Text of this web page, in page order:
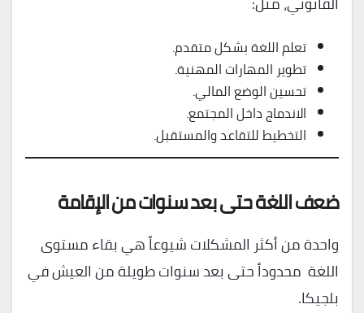
تعلم اللغة بشكل متقدم.
تطوير المهارات المهنية.
تحسين الوضع المالي.
الاندماج داخل المجتمع.
التخطيط للتقاعد والمستقبل.
ضعف اللغة حتى بعد سنوات من الإقامة
واحدة من أكثر المشكلات شيوعاً هي بقاء مستوى
اللغة محدوداً حتى بعد سنوات طويلة من العيش في
بلجيكا.